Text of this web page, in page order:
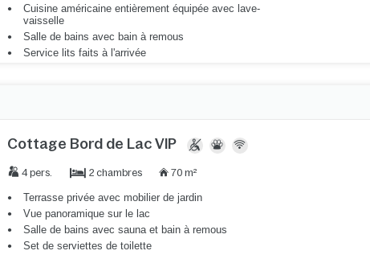
Cuisine américaine entièrement équipée avec lave-
vaisselle
Salle de bains avec bain à remous
Service lits faits à l'arrivée
Cottage Bord de Lac VIP
4 pers. 2 chambres 70 m²
Terrasse privée avec mobilier de jardin
Vue panoramique sur le lac
Salle de bains avec sauna et bain à remous
Set de serviettes de toilette